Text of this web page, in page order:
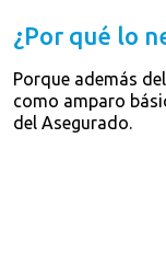
¿Por qué lo
Porque además
como amparo
del Asegurado.